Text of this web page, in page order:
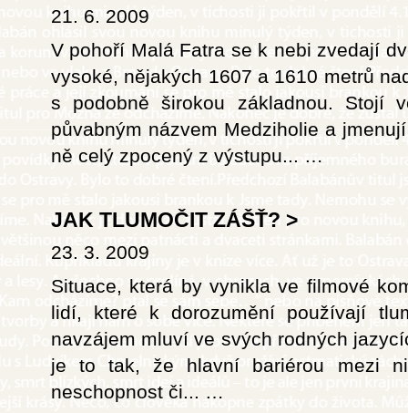
21. 6. 2009
V pohoří Malá Fatra se k nebi zvedají
vysoké, nějakých 1607 a 1610 metrů
s podobně širokou základnou. Stojí
půvabným názvem Medziholie a
ně celý zpocený z výstupu... …
JAK TLUMOČIT ZÁŠŤ? >
23. 3. 2009
Situace, která by vynikla ve filmové
lidí, které k dorozumění používají
navzájem mluví ve svých rodných
je to tak, že hlavní bariérou mezi
neschopnost či... …